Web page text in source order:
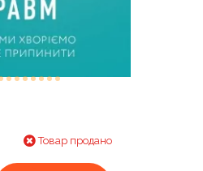
Товар продано